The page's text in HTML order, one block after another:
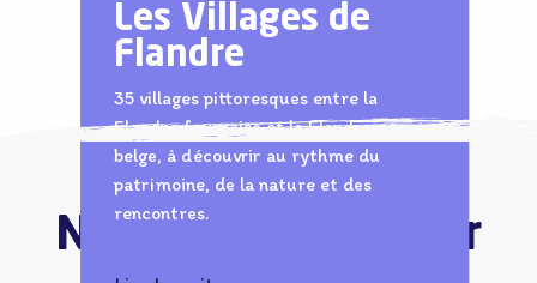
Les Villages de
Flandre
35 villages pittoresques entre la
Flandre française et la Flandre
belge, à découvrir au rythme du
patrimoine, de la nature et des
rencontres.
Nos coups de cœur
9